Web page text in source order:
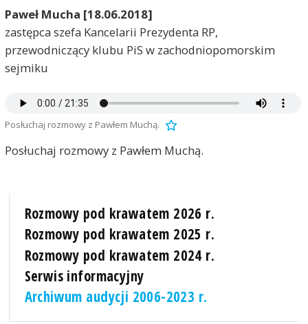
Paweł Mucha [18.06.2018]
zastępca szefa Kancelarii Prezydenta RP,
przewodniczący klubu PiS w zachodniopomorskim
sejmiku
Posłuchaj rozmowy z Pawłem Muchą.
Posłuchaj rozmowy z Pawłem Muchą.
Rozmowy pod krawatem 2026 r.
Rozmowy pod krawatem 2025 r.
Rozmowy pod krawatem 2024 r.
Serwis informacyjny
Archiwum audycji 2006-2023 r.